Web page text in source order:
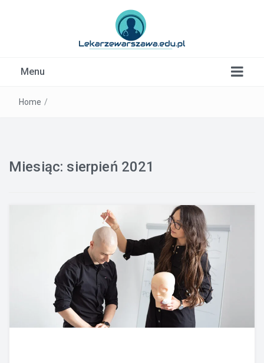
Menu
Home /
Miesiąc: sierpień 2021